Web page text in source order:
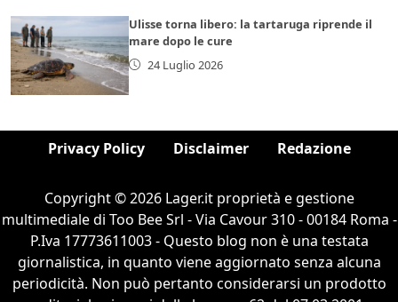
Ulisse torna libero: la tartaruga riprende il
mare dopo le cure
24 Luglio 2026
Privacy Policy Disclaimer Redazione
Copyright © 2026 Lager.it proprietà e gestione
multimediale di Too Bee Srl - Via Cavour 310 - 00184 Roma -
P.Iva 17773611003 - Questo blog non è una testata
giornalistica, in quanto viene aggiornato senza alcuna
periodicità. Non può pertanto considerarsi un prodotto